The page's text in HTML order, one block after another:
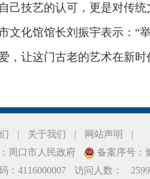
己技艺的认可，更是对传
化馆馆长刘振宇表示：“举
，让这门古老的艺术在新时
| 关于我们 | 网站声明
|
周口市人民政府
备案序号：
：4116000007
访问人数：